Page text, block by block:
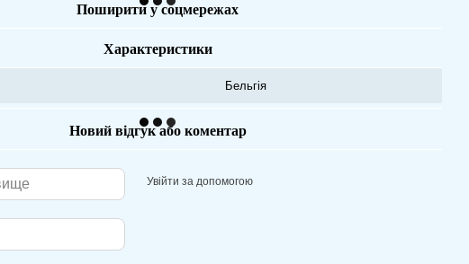
Поширити у соцмережах
Характеристики
Бельгія
Новий відгук або коментар
Увійти за допомогою